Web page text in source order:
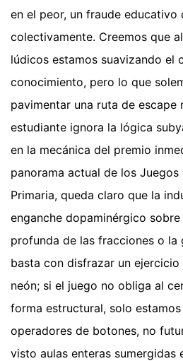
en el peor, un fraude educativo
colectivamente. Creemos que
lúdicos estamos suavizando el
conocimiento, pero lo que
pavimentar una ruta de escape
estudiante ignora la lógica
en la mecánica del premio
panorama actual de los
Primaria, queda claro que la
enganche dopaminérgico
profunda de las fracciones o la
basta con disfrazar un
neón; si el juego no obliga al
forma estructural, solo
operadores de botones, no
visto aulas enteras sumergidas